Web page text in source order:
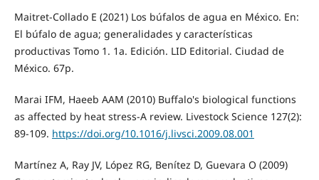
Maitret-Collado E (2021) Los búfalos de agua en México. En:
El búfalo de agua; generalidades y características
productivas Tomo 1. 1a. Edición. LID Editorial. Ciudad de
México. 67p.
Marai IFM, Haeeb AAM (2010) Buffalo's biological functions
as affected by heat stress-A review. Livestock Science 127(2):
89-109. https://doi.org/10.1016/j.livsci.2009.08.001
Martínez A, Ray JV, López RG, Benítez D, Guevara O (2009)